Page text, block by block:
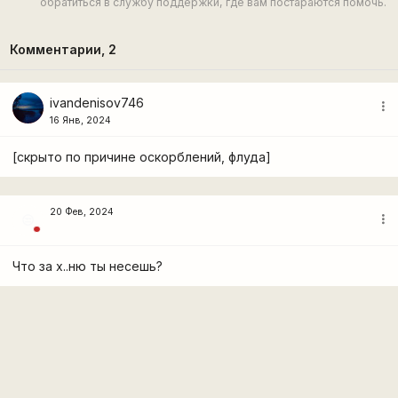
Комментарии, 2
ivandenisov746
16 Янв, 2024
more_vert
[скрыто по причине оскорблений, флуда]
20 Фев, 2024 more_vert
Что за х..ню ты несешь?